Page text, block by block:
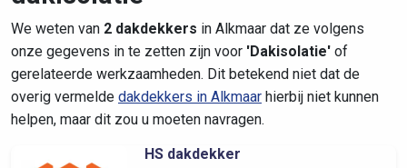
We weten van 2 dakdekkers in Alkmaar dat ze volgens
onze gegevens in te zetten zijn voor 'Dakisolatie' of
gerelateerde werkzaamheden. Dit betekend niet dat de
overig vermelde dakdekkers in Alkmaar hierbij niet kunnen
helpen, maar dit zou u moeten navragen.
HS dakdekker